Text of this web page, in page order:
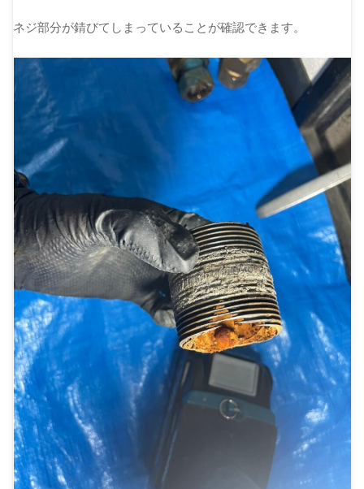
ネジ部分が錆びてしまっていることが確認できます。